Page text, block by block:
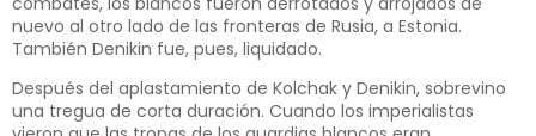
nuevo al otro lado de las fronteras de Rusia, a Estonia.
También Denikin fue, pues, liquidado.
Después del aplastamiento de Kolchak y Denikin, sobrevino
una tregua de corta duración. Cuando los imperialistas